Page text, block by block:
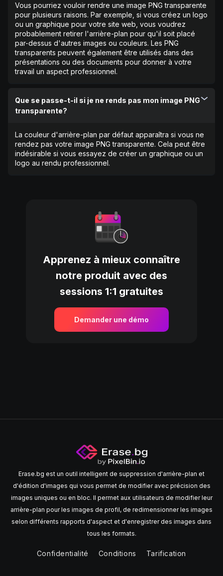
Vous pourriez vouloir rendre une image PNG transparente
pour plusieurs raisons. Par exemple, si vous créez un logo
ou un graphique pour votre site web, vous voudrez
probablement retirer l'arrière-plan pour qu'il soit placé
par-dessus d'autres images ou couleurs. Les PNG
transparents peuvent également être utilisés dans des
présentations ou des documents pour donner à votre
travail un aspect professionnel.
Que se passe-t-il si je ne rends pas mon image PNG
transparente?
La couleur d'arrière-plan par défaut apparaîtra si vous ne
rendez pas votre image PNG transparente. Cela peut être
indésirable si vous essayez de créer un graphique ou un
logo au rendu professionnel.
Apprenez à mieux connaître
notre produit avec des
sessions 1:1 gratuites
Demander une démo
Erase.bg est un outil intelligent de suppression d'arrière-plan et
d'édition d'images qui vous permet de modifier avec précision des
images uniques ou en bloc. Il permet aux utilisateurs de modifier leur
arrière-plan pour les images de profil, de redimensionner les images
selon différents rapports d'aspect et d'enregistrer des images dans
tous les formats.
Confidentialité Conditions Tarification